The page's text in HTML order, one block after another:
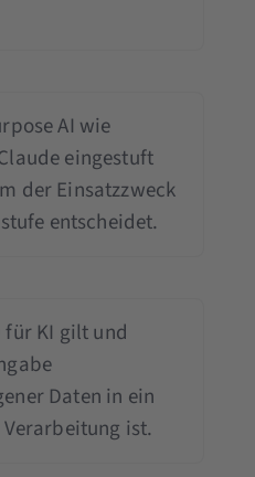
AI wie
eingestuft
der Einsatzzweck
entscheidet.
für KI gilt und
Daten in ein
ist.